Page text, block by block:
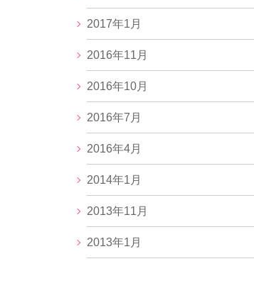
2017年1月
2016年11月
2016年10月
2016年7月
2016年4月
2014年1月
2013年11月
2013年1月